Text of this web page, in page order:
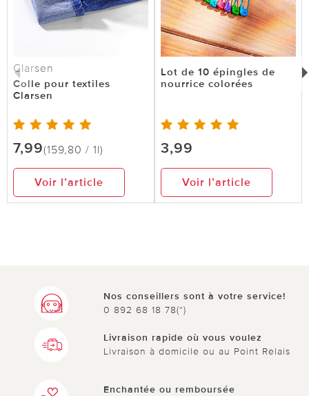
Clarsen
Colle pour textiles
Clarsen
7,99(159,80 / 1l)
Voir l’article
Lot de 10 épingles de
nourrice colorées
3,99
Voir l’article
Nos conseillers sont à votre service!
0 892 68 18 78(*)
Livraison rapide où vous voulez
Livraison à domicile ou au Point Relais
Enchantée ou remboursée